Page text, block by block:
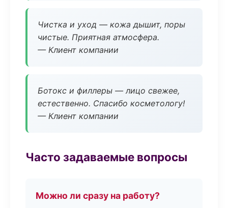
Чистка и уход — кожа дышит, поры
чистые. Приятная атмосфера.
— Клиент компании
Ботокс и филлеры — лицо свежее,
естественно. Спасибо косметологу!
— Клиент компании
Часто задаваемые вопросы
Можно ли сразу на работу?